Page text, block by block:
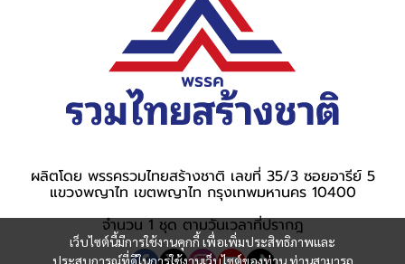
เว็บไซต์นี้มีการใช้งานคุกกี้ เพื่อเพิ่มประสิทธิภาพและ
ประสบการณ์ที่ดีในการใช้งานเว็บไซต์ของท่าน ท่านสามารถ
ผลิตโดย พรรครวมไทยสร้างชาติ เลขที่ 35/3 ซอยอารีย์ 5
แขวงพญาไท เขตพญาไท กรุงเทพมหานคร 10400
จำนวน 1 ชุด ตามวันเวลาที่ปรากฎ